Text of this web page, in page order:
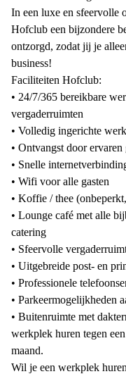
In een luxe en sfeervolle
Hofclub een bijzondere
ontzorgd, zodat jij je
business!
Faciliteiten Hofclub:
• 24/7/365 bereikbare
vergaderruimten
• Volledig ingerichte
• Ontvangst door
• Snelle
• Wifi voor alle gasten
• Koffie / thee
• Lounge café met alle
catering
• Sfeervolle
• Uitgebreide post- en
• Professionele
• Parkeermogelijkheden
• Buitenruimte met
werkplek huren tegen
maand.
Wil je een werkplek